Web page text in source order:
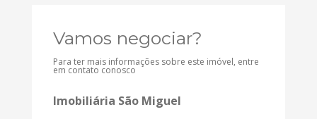
Vamos negociar?
Para ter mais informações sobre este imóvel, entre
em contato conosco
Imobiliária São Miguel